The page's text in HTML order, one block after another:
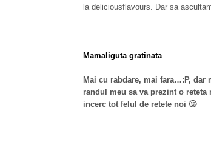
la deliciousflavours. Dar sa
Mamaliguta gratinata
Mai cu rabdare, mai fara…:P, dar
randul meu sa va prezint o reteta
incerc tot felul de retete noi 🙂